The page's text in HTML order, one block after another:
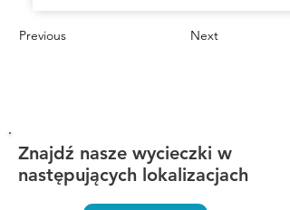
Previous Next
Znajdź nasze wycieczki w
następujących lokalizacjach